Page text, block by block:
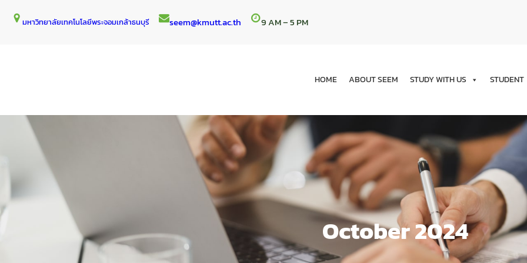
มหาวิทยาลัยเทคโนโลยีพระจอมเกล้าธนบุรี seem@kmutt.ac.th 9 AM – 5 PM
HOME ABOUT SEEM STUDY WITH US STUDENT
October 2024